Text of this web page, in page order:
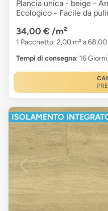
Plancia unica - beige -
Ecologico - Facile da
34,00 € /m²
1 Pacchetto: 2,00 m² a
Tempi di consegna: 16 Giorni
ISOLAMENTO